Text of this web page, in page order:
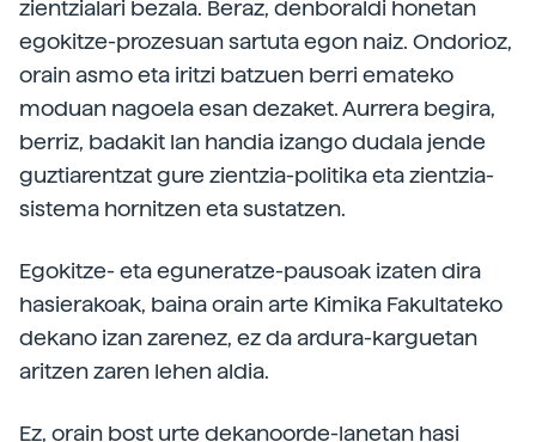
zientzialari bezala. Beraz, denboraldi honetan
egokitze-prozesuan sartuta egon naiz. Ondorioz,
orain asmo eta iritzi batzuen berri emateko
moduan nagoela esan dezaket. Aurrera begira,
berriz, badakit lan handia izango dudala jende
guztiarentzat gure zientzia-politika eta zientzia-
sistema hornitzen eta sustatzen.
Egokitze- eta eguneratze-pausoak izaten dira
hasierakoak, baina orain arte Kimika Fakultateko
dekano izan zarenez, ez da ardura-karguetan
aritzen zaren lehen aldia.
Ez, orain bost urte dekanoorde-lanetan hasi